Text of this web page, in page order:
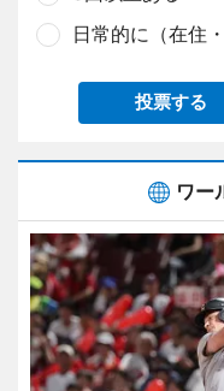
日常的に（在住
投票する
ワー